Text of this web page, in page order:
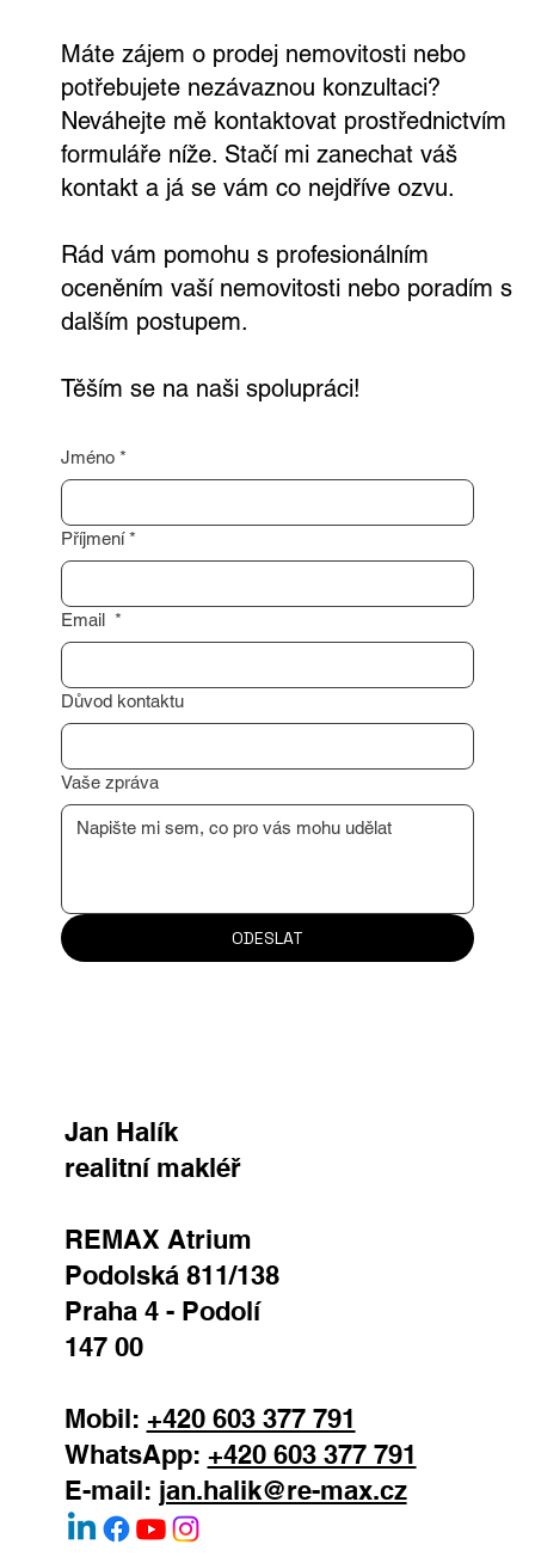
Máte zájem o prodej nemovitosti nebo
potřebujete nezávaznou konzultaci?
Neváhejte mě kontaktovat prostřednictvím
formuláře níže. Stačí mi zanechat váš
kontakt a já se vám co nejdříve ozvu.
Rád vám pomohu s profesionálním
oceněním vaší nemovitosti nebo poradím s
dalším postupem.
Těším se na naši spolupráci!
Jméno *
Příjmení *
Email *
Důvod kontaktu
Vaše zpráva
ODESLAT
Jan Halík
realitní makléř
REMAX Atrium
Podolská 811/138
Praha 4 - Podolí
147 00
Mobil: +420 603 377 791
WhatsApp: +420 603 377 791
E-mail: jan.halik@re-max.cz